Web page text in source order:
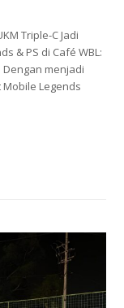
Triple-C Jadi
& PS di Café WBL:
Dengan menjadi
Mobile Legends